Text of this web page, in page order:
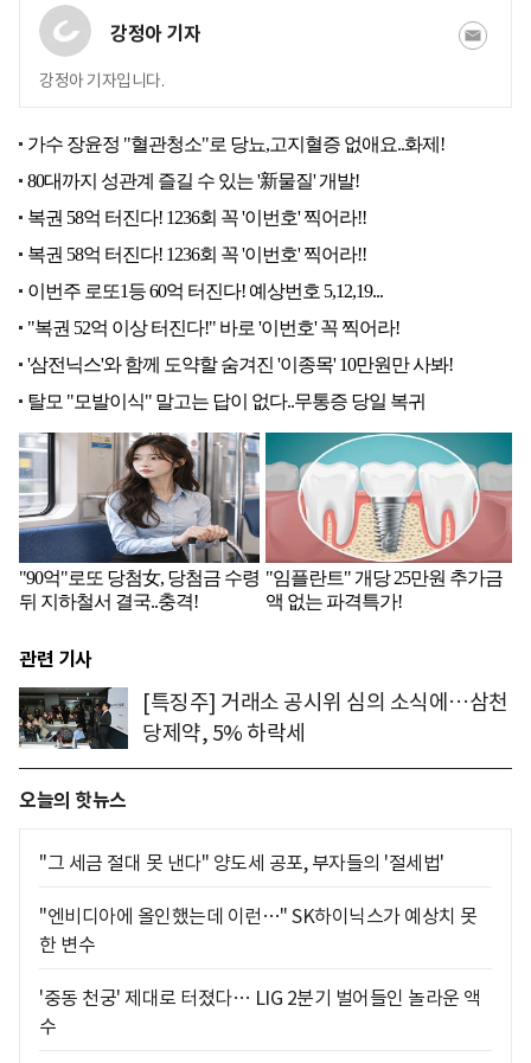
강정아 기자
강정아 기자입니다.
관련 기사
[특징주] 거래소 공시위 심의 소식에…삼천
당제약, 5% 하락세
오늘의 핫뉴스
"그 세금 절대 못 낸다" 양도세 공포, 부자들의 '절세법'
"엔비디아에 올인했는데 이런…" SK하이닉스가 예상치 못
한 변수
'중동 천궁' 제대로 터졌다… LIG 2분기 벌어들인 놀라운 액
수